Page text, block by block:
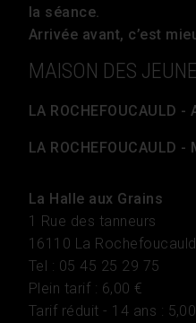
la séance.
Arrivée avant, c’est
MAISON DES
LA ROCHEFOUCAULD
LA ROCHEFOUCAULD -
La Halle aux Grains
1 Rue des tanneurs
16110 La Rochefoucauld
Tel : 05 45 25 29 75
Plein tarif : 6,00 €
Tarif réduit - 14 ans :